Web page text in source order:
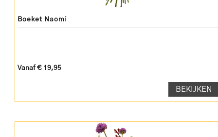
Boeket Naomi
Vanaf € 19,95
BEKIJKEN